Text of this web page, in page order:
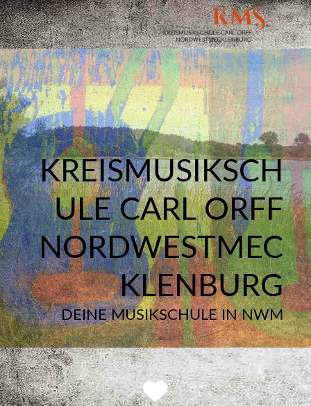
KREISMUSIKSCH
ULE CARL ORFF
NORDWESTMEC
KLENBURG
DEINE MUSIKSCHULE IN NWM